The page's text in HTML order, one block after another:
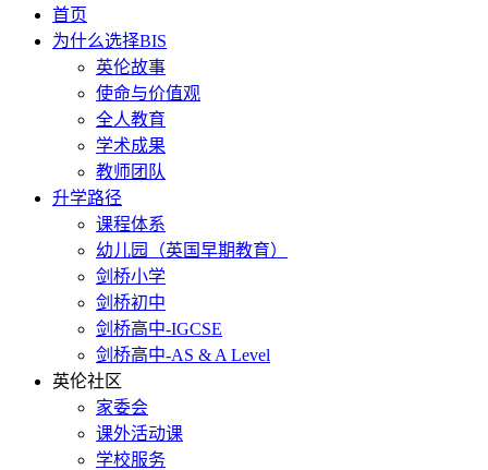
首页
为什么选择BIS
英伦故事
使命与价值观
全人教育
学术成果
教师团队
升学路径
课程体系
幼儿园（英国早期教育）
剑桥小学
剑桥初中
剑桥高中-IGCSE
剑桥高中-AS & A Level
英伦社区
家委会
课外活动课
学校服务